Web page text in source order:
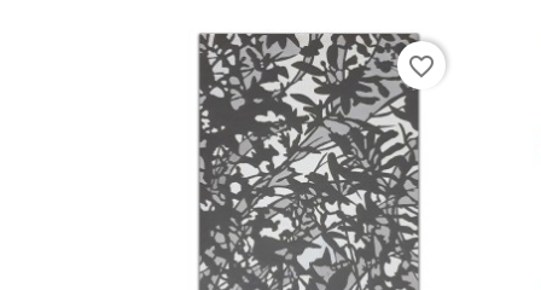
favorite_border